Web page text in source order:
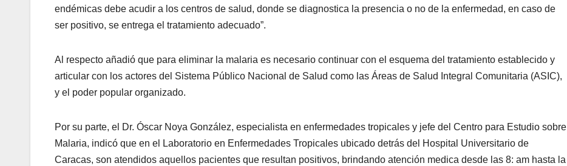
endémicas debe acudir a los centros de salud, donde se diagnostica la presencia o no de la enfermedad, en caso de
ser positivo, se entrega el tratamiento adecuado”.
Al respecto añadió que para eliminar la malaria es necesario continuar con el esquema del tratamiento establecido y
articular con los actores del Sistema Público Nacional de Salud como las Áreas de Salud Integral Comunitaria (ASIC),
y el poder popular organizado.
Por su parte, el Dr. Óscar Noya González, especialista en enfermedades tropicales y jefe del Centro para Estudio sobre
Malaria, indicó que en el Laboratorio en Enfermedades Tropicales ubicado detrás del Hospital Universitario de
Caracas, son atendidos aquellos pacientes que resultan positivos, brindando atención medica desde las 8: am hasta la